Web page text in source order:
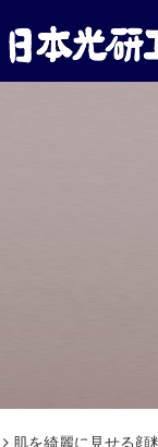
肌を綺麗に見せる顔